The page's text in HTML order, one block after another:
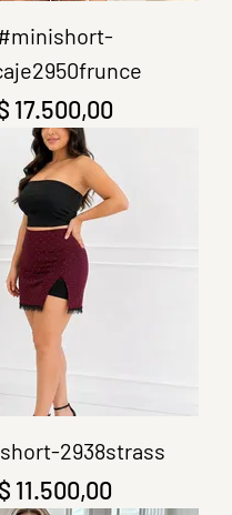
17.500,00
2938strass
Precio
$ 11.500,00